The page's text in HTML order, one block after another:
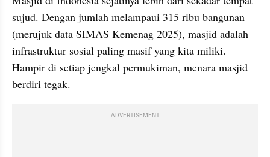
sujud. Dengan jumlah melampaui 315 ribu bangunan
(merujuk data SIMAS Kemenag 2025), masjid adalah
infrastruktur sosial paling masif yang kita miliki.
Hampir di setiap jengkal permukiman, menara masjid
berdiri tegak.
ADVERTISEMENT